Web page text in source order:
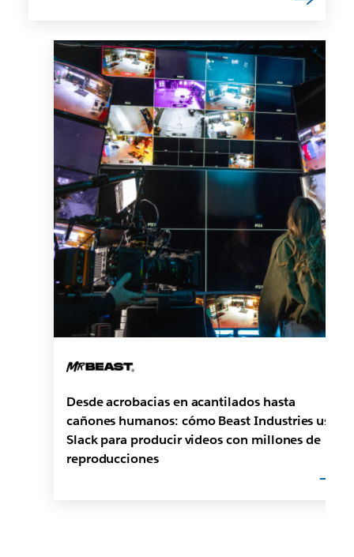
Desde acrobacias en acantilados hasta
cañones humanos: cómo Beast Industries usa
Slack para producir videos con millones de
reproducciones